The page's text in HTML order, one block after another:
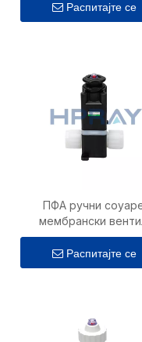
Распитајте се
ПФА ручни
мембрански
(велика
Распитајте се